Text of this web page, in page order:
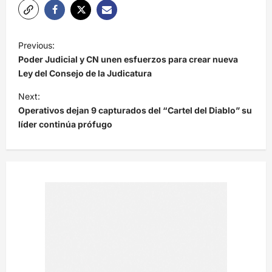
N
a
v
e
g
a
c
Previous:
Poder Judicial y CN unen esfuerzos para crear nueva
Ley del Consejo de la Judicatura
Next:
Operativos dejan 9 capturados del “Cartel del Diablo” su
líder continúa prófugo